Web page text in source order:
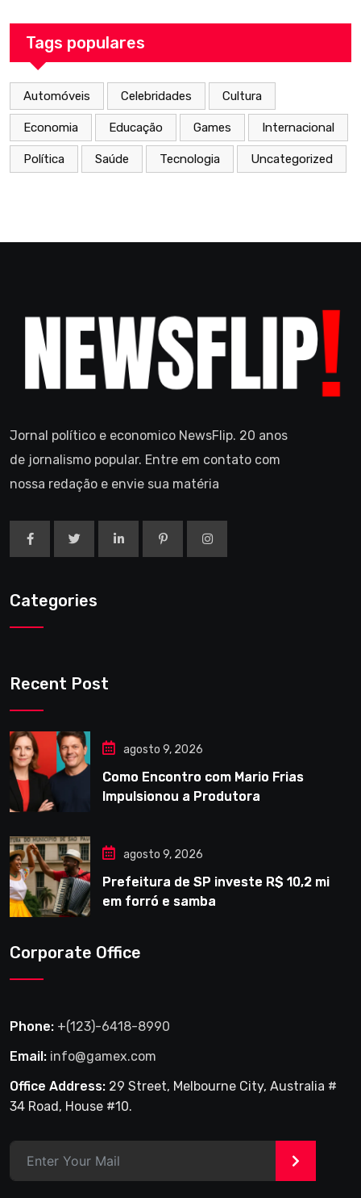
Tags populares
Automóveis Celebridades Cultura
Economia Educação Games Internacional
Política Saúde Tecnologia Uncategorized
Jornal político e economico NewsFlip. 20 anos
de jornalismo popular. Entre em contato com
nossa redação e envie sua matéria
Categories
Recent Post
agosto 9, 2026
Como Encontro com Mario Frias
Impulsionou a Produtora
agosto 9, 2026
Prefeitura de SP investe R$ 10,2 mi
em forró e samba
Corporate Office
Phone: +(123)-6418-8990
Email: info@gamex.com
Office Address: 29 Street, Melbourne City, Australia #
34 Road, House #10.
>